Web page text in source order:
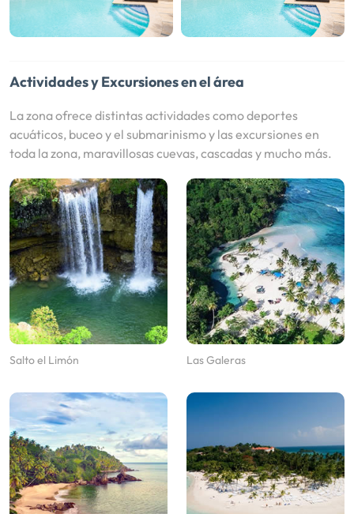
Actividades y Excursiones en el área
La zona ofrece distintas actividades como deportes
acuáticos, buceo y el submarinismo y las excursiones en
toda la zona, maravillosas cuevas, cascadas y mucho más.
Salto el Limón Las Galeras